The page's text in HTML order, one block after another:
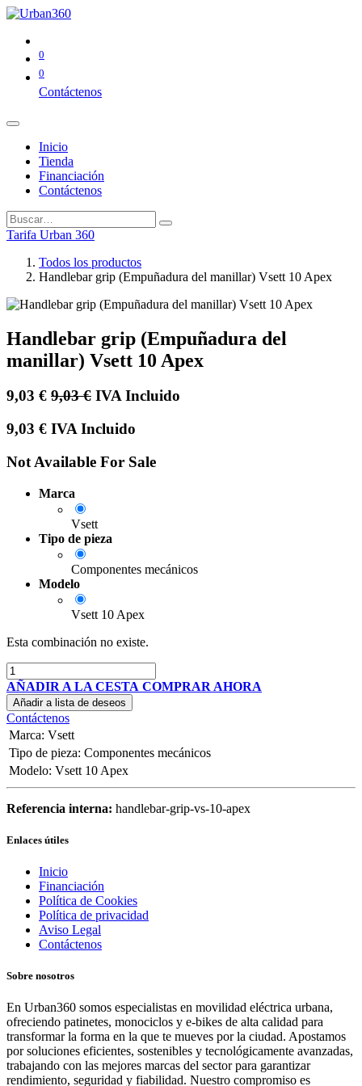
0
0
Contáctenos
Inicio
Tienda
Financiación
Contáctenos
Tarifa Urban 360
Todos los productos
Handlebar grip (Empuñadura del manillar) Vsett 10 Apex
Handlebar grip (Empuñadura del
manillar) Vsett 10 Apex
9,03 € 9,03€ IVA Incluido
9,03 € IVA Incluido
Not Available For Sale
Marca
Vsett
Tipo de pieza
Componentes mecánicos
Modelo
Vsett 10 Apex
Esta combinación no existe.
AÑADIR A LA CESTA COMPRAR AHORA
Añadir a lista de deseos
Contáctenos
Marca: Vsett
Tipo de pieza: Componentes mecánicos
Modelo: Vsett 10 Apex
Referencia interna: handlebar-grip-vs-10-apex
Enlaces útiles
Inicio
Financiación
Política de Cookies
Política de privacidad
Aviso Legal
Contáctenos
Sobre nosotros
En Urban360 somos especialistas en movilidad eléctrica urbana,
ofreciendo patinetes, monociclos y e-bikes de alta calidad para
transformar la forma en la que te mueves por la ciudad. Apostamos
por soluciones eficientes, sostenibles y tecnológicamente avanzadas,
trabajando con las mejores marcas del sector para garantizar
rendimiento, seguridad y fiabilidad. Nuestro compromiso es